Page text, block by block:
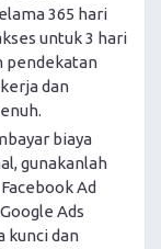
365 hari
untuk 3 hari
pendekatan
dan
biaya
gunakanlah
Ad
Ads
kunci dan